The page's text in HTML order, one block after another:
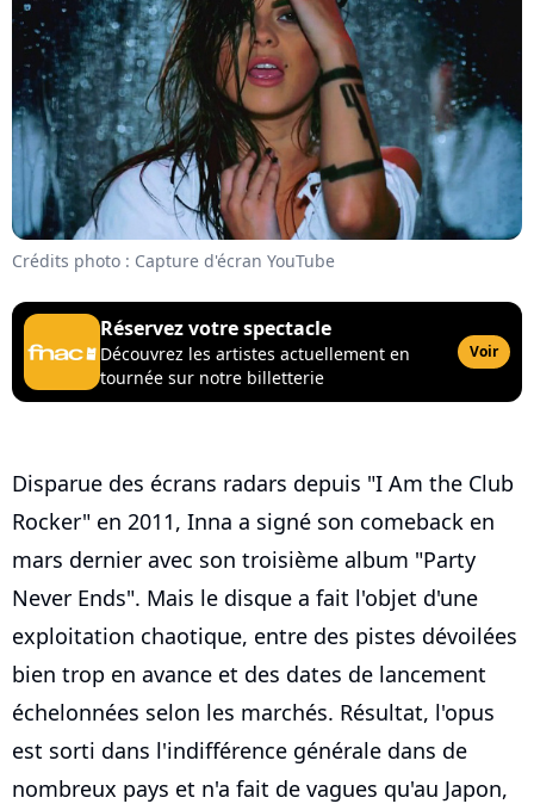
Crédits photo : Capture d'écran YouTube
Réservez votre spectacle
Découvrez les artistes actuellement en
tournée sur notre billetterie
Voir
Disparue des écrans radars depuis "I Am the Club
Rocker" en 2011, Inna a signé son comeback en
mars dernier avec son troisième album "Party
Never Ends". Mais le disque a fait l'objet d'une
exploitation chaotique, entre des pistes dévoilées
bien trop en avance et des dates de lancement
échelonnées selon les marchés. Résultat, l'opus
est sorti dans l'indifférence générale dans de
nombreux pays et n'a fait de vagues qu'au Japon,